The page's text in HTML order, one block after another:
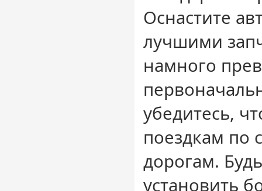
Оснастите
лучшими
намного
убедитесь,
поездкам
дорогам.
установить